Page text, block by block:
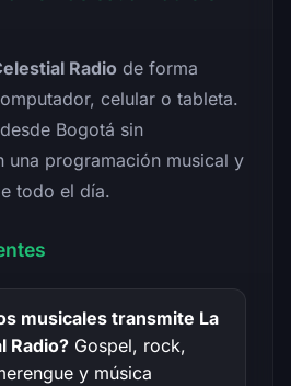
Radio de forma
celular o tableta.
Bogotá sin
una programación musical y
todo el día.
musicales transmite La
Radio? Gospel, rock,
y música